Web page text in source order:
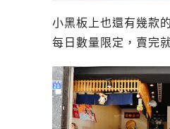
小黑板上也還有幾款
每日數量限定，賣完